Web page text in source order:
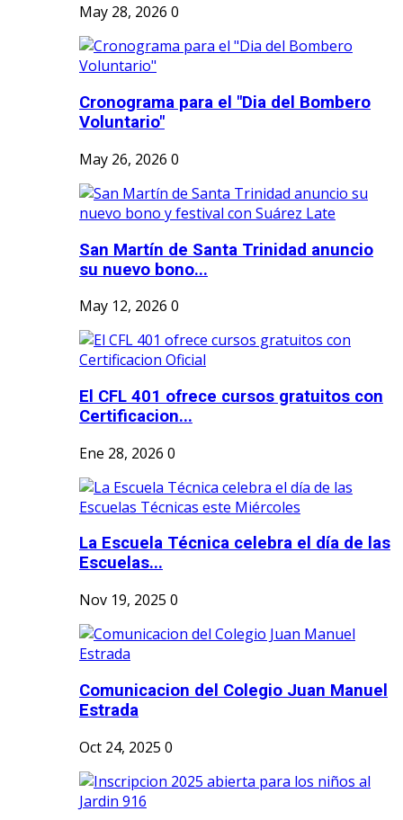
May 28, 2026 0
Cronograma para el "Dia del Bombero
Voluntario"
May 26, 2026 0
San Martín de Santa Trinidad anuncio
su nuevo bono...
May 12, 2026 0
El CFL 401 ofrece cursos gratuitos con
Certificacion...
Ene 28, 2026 0
La Escuela Técnica celebra el día de las
Escuelas...
Nov 19, 2025 0
Comunicacion del Colegio Juan Manuel
Estrada
Oct 24, 2025 0